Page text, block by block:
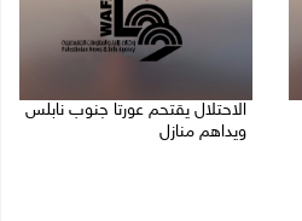
الاحتلال يقتحم عورتا جنوب نابلس
ويداهم منازل